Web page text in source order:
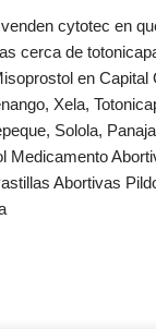
en Capital
Xela,
Solola,
Medicamento
Abortivas